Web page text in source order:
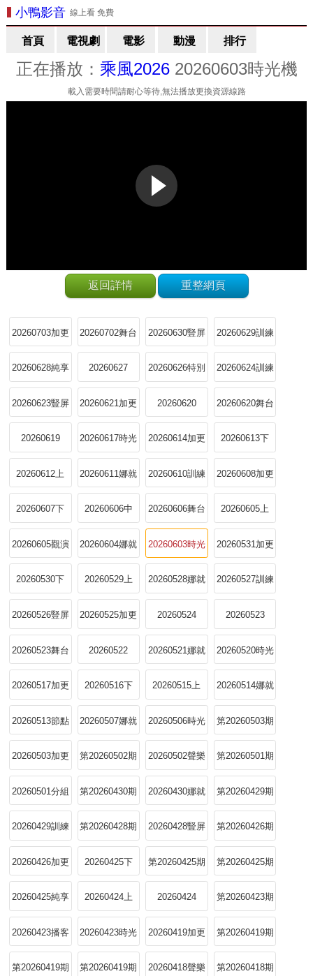
小鴨影音線上看 免費
首頁 電視劇 電影 動漫 排行
正在播放： 乘風2026 20260603時光機
載入需要時間請耐心等待,無法播放更換資源線路
返回詳情 重整網頁
20260703加更
版
20260702舞台
純享版
20260630豎屏
純享
20260629訓練
室全記錄
20260628純享
版
20260627 20260626特別
企劃
20260624訓練
室全記錄
20260623豎屏
直拍
20260621加更
版
20260620 20260620舞台
純享版
20260619 20260617時光
機
20260614加更
版
20260613下
20260612上 20260611娜就
聊姐姐
20260610訓練
室全紀錄
20260608加更
版
20260607下 20260606中 20260606舞台
純享版
20260605上
20260605觀演
區
20260604娜就
聊姐姐
20260603時光
機
20260531加更
版
20260530下 20260529上 20260528娜就
聊姐姐
20260527訓練
室全記錄
20260526豎屏
純享
20260525加更
版
20260524 20260523
20260523舞台
純享版
20260522 20260521娜就
聊姐姐
20260520時光
機
20260517加更
版
20260516下 20260515上 20260514娜就
聊姐姐
20260513節點
企劃
20260507娜就
聊姐姐
20260506時光
機
第20260503期
20260503加更
版
第20260502期 20260502聲樂
小考
第20260501期
20260501分組
選曲（上）
第20260430期 20260430娜就
聊姐姐
第20260429期
訓練室全紀錄
20260429訓練
室全記錄
第20260428期
豎屏純享
20260428豎屏
直拍
第20260426期
20260426加更
版
20260425下 第20260425期 第20260425期
純享
20260425純享
版
20260424上 20260424 第20260423期
播客時光機
20260423播客 20260423時光
機
20260419加更
版
第20260419期
加更
第20260419期 第20260419期 20260418聲樂 第20260418期